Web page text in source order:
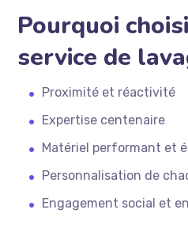
Pourquoi
service de
Proximité et réactivité
Expertise centenaire
Matériel performant et
Personnalisation de
Engagement social et